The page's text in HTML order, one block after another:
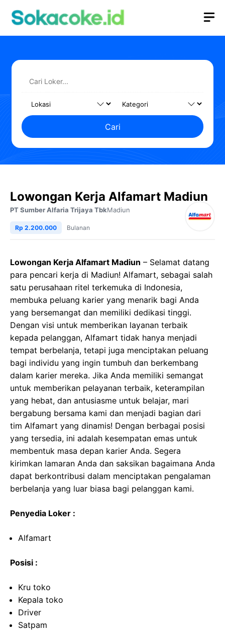
Cari
Lowongan Kerja Alfamart Madiun
PT Sumber Alfaria Trijaya TbkMadiun
Rp 2.200.000 Bulanan
Lowongan Kerja Alfamart Madiun – Selamat datang
para pencari kerja di Madiun! Alfamart, sebagai salah
satu perusahaan ritel terkemuka di Indonesia,
membuka peluang karier yang menarik bagi Anda
yang bersemangat dan memiliki dedikasi tinggi.
Dengan visi untuk memberikan layanan terbaik
kepada pelanggan, Alfamart tidak hanya menjadi
tempat berbelanja, tetapi juga menciptakan peluang
bagi individu yang ingin tumbuh dan berkembang
dalam karier mereka. Jika Anda memiliki semangat
untuk memberikan pelayanan terbaik, keterampilan
yang hebat, dan antusiasme untuk belajar, mari
bergabung bersama kami dan menjadi bagian dari
tim Alfamart yang dinamis! Dengan berbagai posisi
yang tersedia, ini adalah kesempatan emas untuk
membentuk masa depan karier Anda. Segera
kirimkan lamaran Anda dan saksikan bagaimana Anda
dapat berkontribusi dalam menciptakan pengalaman
berbelanja yang luar biasa bagi pelanggan kami.
Penyedia Loker :
Alfamart
Posisi :
Kru toko
Kepala toko
Driver
Satpam